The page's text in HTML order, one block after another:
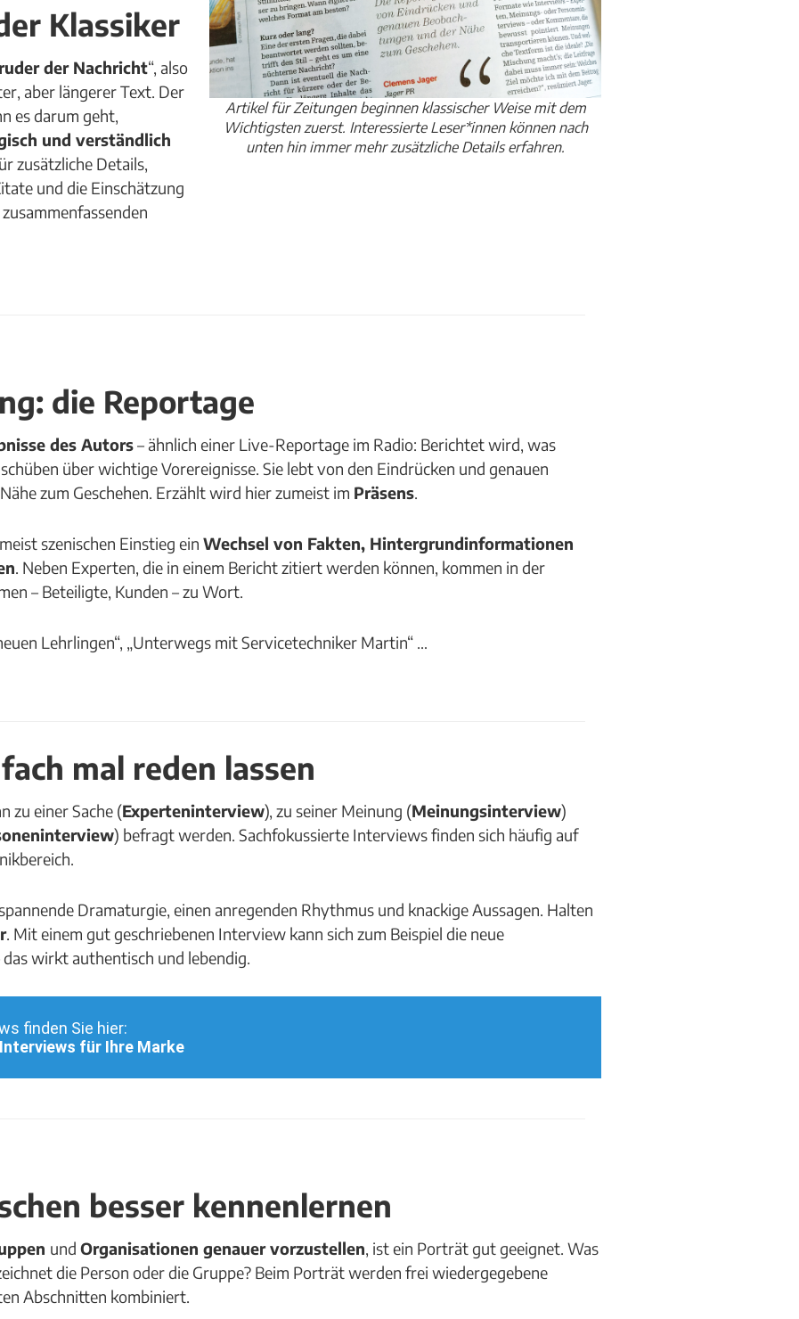
Klassiker
der Nachricht“, also
aber längerer Text. Der
es darum geht,
und verständlich
zusätzliche Details,
und die Einschätzung
Artikel für Zeitungen beginnen klassischer Weise mit dem
Wichtigsten zuerst. Interessierte Leser*innen können nach
unten hin immer mehr zusätzliche Details erfahren.
die Reportage
des Autors– ähnlich einer Live-Reportage im Radio: Berichtet wird, was
über wichtige Vorereignisse. Sie lebt von den Eindrücken und genauen
zum Geschehen. Erzählt wird hier zumeist im Präsens.
szenischen Einstieg ein Wechsel von Fakten, Hintergrundinformationen
. Neben Experten, die in einem Bericht zitiert werden können, kommen in der
– Beteiligte, Kunden – zu Wort.
Lehrlingen“, „Unterwegs mit Servicetechniker Martin“ …
mal reden lassen
zu einer Sache (Experteninterview), zu seiner Meinung (Meinungsinterview)
) befragt werden. Sachfokussierte Interviews finden sich häufig auf
Dramaturgie, einen anregenden Rhythmus und knackige Aussagen. Halten
. Mit einem gut geschriebenen Interview kann sich zum Beispiel die neue
wirkt authentisch und lebendig.
finden Sie hier:
für Ihre Marke
besser kennenlernen
und Organisationen genauer vorzustellen, ist ein Porträt gut geeignet. Was
die Person oder die Gruppe? Beim Porträt werden frei wiedergegebene
Abschnitten kombiniert.